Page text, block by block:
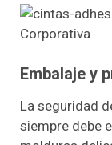
Embalaje y
La seguridad
siempre debe